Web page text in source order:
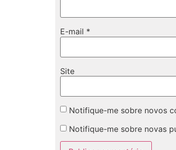
E-mail *
Site
Notifique-me sobre novos
Notifique-me sobre novas